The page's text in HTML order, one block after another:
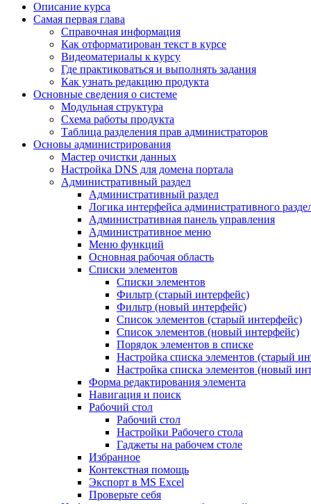
Описание курса
Самая первая глава
Справочная информация
Как отформатирован текст в курсе
Видеоматериалы к курсу
Где практиковаться и выполнять задания
Как узнать редакцию продукта
Основные сведения о системе
Модульная структура
Схема работы продукта
Таблица разделения прав администраторов
Основы администрирования
Мастер очистки данных
Настройка DNS для домена портала
Административный раздел
Административный раздел
Логика интерфейса административного
Административная панель управления
Административное меню
Меню функций
Основная рабочая область
Списки элементов
Списки элементов
Фильтр (старый интерфейс)
Фильтр (новый интерфейс)
Список элементов (старый интерфейс)
Список элементов (новый интерфейс)
Порядок элементов в списке
Настройка списка элементов (старый
Настройка списка элементов (новый
Форма редактирования элемента
Навигация и поиск
Рабочий стол
Рабочий стол
Настройки Рабочего стола
Гаджеты на рабочем столе
Избранное
Контекстная помощь
Экспорт в MS Excel
Проверьте себя